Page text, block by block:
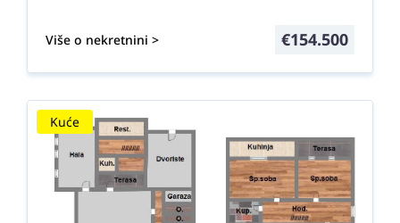
Više o nekretnini > €154.500
Kuće